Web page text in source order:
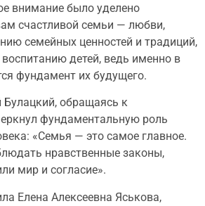
внимание было уделено
счастливой семьи — любви,
семейных ценностей и традиций,
детей, ведь именно в
фундамент их будущего.
Булацкий, обращаясь к
фундаментальную роль
«Семья — это самое главное.
нравственные законы,
мир и согласие».
Елена Алексеевна Яськова,